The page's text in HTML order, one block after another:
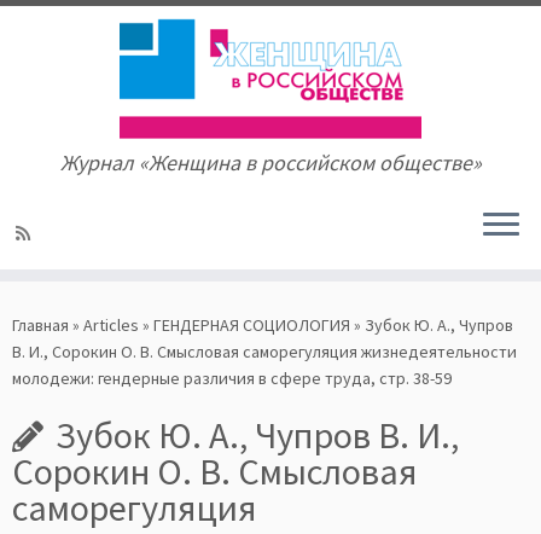
to
content
Журнал «Женщина в российском обществе»
Главная » Articles » ГЕНДЕРНАЯ СОЦИОЛОГИЯ » Зубок Ю. А., Чупров
В. И., Сорокин О. В. Смысловая саморегуляция жизнедеятельности
молодежи: гендерные различия в сфере труда, стр. 38-59
Зубок Ю. А., Чупров В. И.,
Сорокин О. В. Смысловая
саморегуляция